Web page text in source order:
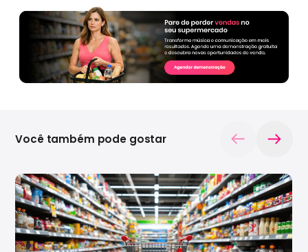
Você também pode gostar